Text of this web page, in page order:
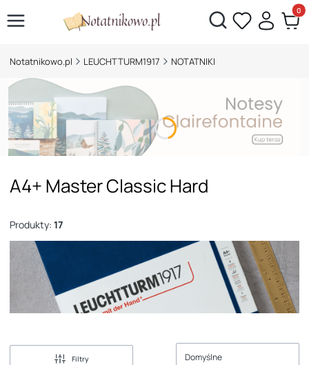
Otwórz wyszukiwarkę
Notatnikowo.pl LEUCHTTURM1917 NOTATNIKI
A4+ Master Classic Hard
Produkty: 17
Filtry Domyślne